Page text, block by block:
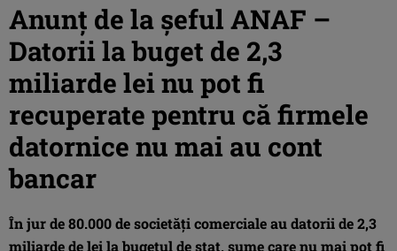
Anunţ de la şeful ANAF –
Datorii la buget de 2,3
miliarde lei nu pot fi
recuperate pentru că firmele
datornice nu mai au cont
bancar
În jur de 80.000 de societăţi comerciale au datorii de 2,3
miliarde de lei la bugetul de stat, sume care nu mai pot fi